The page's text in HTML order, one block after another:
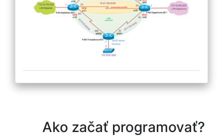
Ako začať programovať?